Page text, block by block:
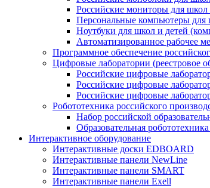
Российские мониторы для школ
Персональные компьютеры для
Ноутбуки для школ и детей
Автоматизированное рабочее
Программное обеспечение
Цифровые лаборатории (реестровое
Российские цифровые
Российские цифровые
Российские цифровые
Робототехника российского
Набор российской
Образовательная
Интерактивное оборудование
Интерактивные доски EDBOARD
Интерактивные панели NewLine
Интерактивные панели SMART
Интерактивные панели Exell